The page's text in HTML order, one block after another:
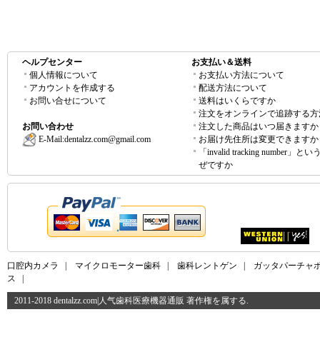
ヘルプセンター
個人情報について
アカウントを作成する
お問い合せについて
お問い合わせ
E-Mail:dentalzz.com@gmail.com
お支払い＆送料
お支払い方法について
配送方法について
送料はいくらですか
注文をオンラインで追跡する
注文した商品はいつ届きますか
お届け先住所は変更できますか
「invalid tracking number」とい
ぜですか
口腔内カメラ マイクロモーター歯科 歯科レントゲン
ガッタパーチャ
ス
2011-2018 dentalzz.com|人气歯科医療機器通販 著作権を属する.